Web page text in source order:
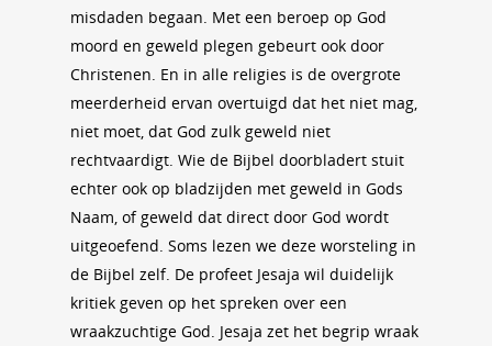
misdaden begaan. Met een beroep op God
moord en geweld plegen gebeurt ook door
Christenen. En in alle religies is de overgrote
meerderheid ervan overtuigd dat het niet mag,
niet moet, dat God zulk geweld niet
rechtvaardigt. Wie de Bijbel doorbladert stuit
echter ook op bladzijden met geweld in Gods
Naam, of geweld dat direct door God wordt
uitgeoefend. Soms lezen we deze worsteling in
de Bijbel zelf. De profeet Jesaja wil duidelijk
kritiek geven op het spreken over een
wraakzuchtige God. Jesaja zet het begrip wraak